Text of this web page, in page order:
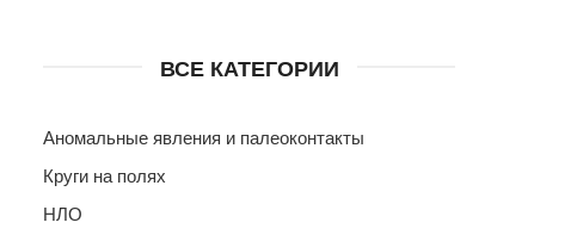
ВСЕ КАТЕГОРИИ
Аномальные явления и палеоконтакты
Круги на полях
НЛО